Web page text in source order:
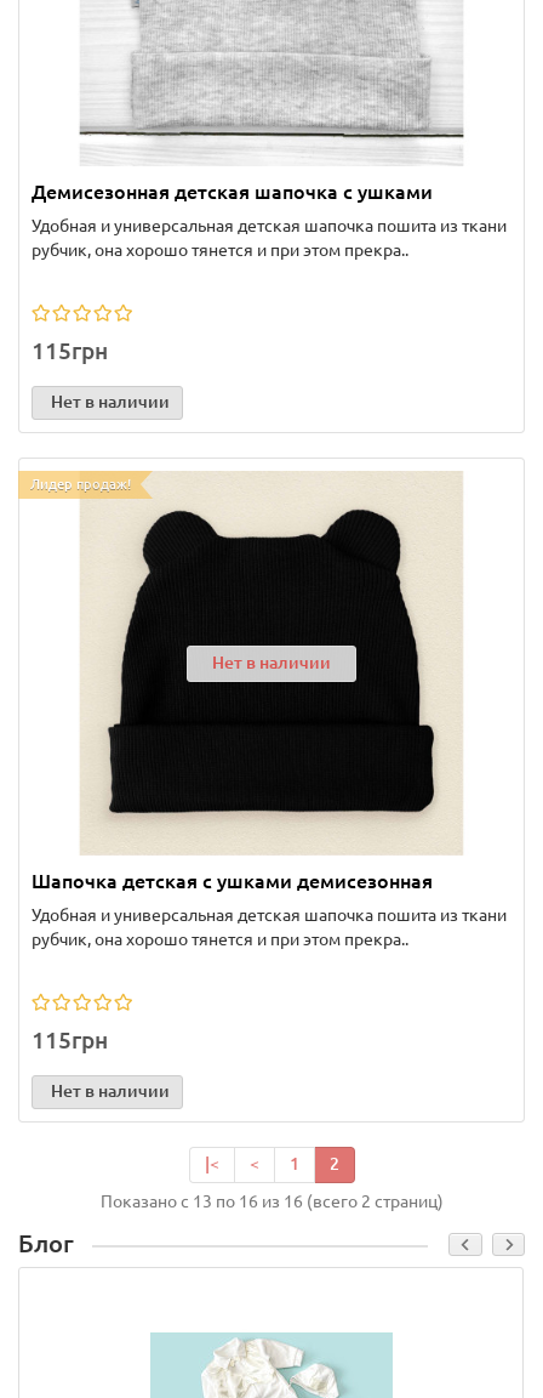
Демисезонная детская шапочка с ушками
Удобная и универсальная детская шапочка пошита из ткани
рубчик, она хорошо тянется и при этом прекра..
115грн
Нет в наличии
Лидер продаж!
Нет в наличии
Шапочка детская с ушками демисезонная
Удобная и универсальная детская шапочка пошита из ткани
рубчик, она хорошо тянется и при этом прекра..
115грн
Нет в наличии
|< < 1
2
Показано с 13 по 16 из 16 (всего 2 страниц)
Блог